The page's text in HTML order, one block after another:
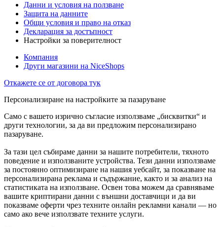
Данни и условия на ползване
Защита на данните
Общи условия и право на отказ
Декларация за достъпност
Настройки за поверителност
Компания
Други магазини на NiceShops
Откажете се от договора тук
Персонализиране на настройките за пазаруване
Само с вашето изрично съгласие използваме „бисквитки“ и
други технологии, за да ви предложим персонализирано
пазаруване.
За тази цел събираме данни за нашите потребители, тяхното
поведение и използваните устройства. Тези данни използваме
за постоянно оптимизиране на нашия уебсайт, за показване на
персонализирана реклама и съдържание, както и за анализ на
статистиката на използване. Освен това можем да сравняваме
вашите криптирани данни с външни доставчици и да ви
показваме оферти чрез техните онлайн рекламни канали — но
само ако вече използвате техните услуги.